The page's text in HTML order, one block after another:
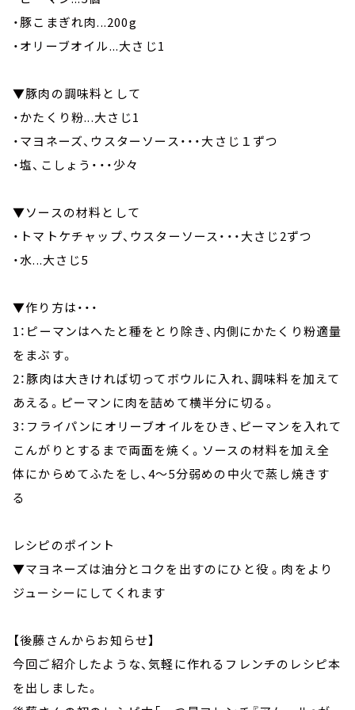
・豚こまぎれ肉...200g
・オリーブオイル...大さじ1
▼豚肉の調味料として
・かたくり粉...大さじ1
・マヨネーズ、ウスターソース・・・大さじ１ずつ
・塩、こしょう・・・少々
▼ソースの材料として
・トマトケチャップ、ウスターソース・・・大さじ2ずつ
・水...大さじ5
▼作り方は・・・
1：ピーマンはへたと種をとり除き、内側にかたくり粉適量
をまぶす。
2：豚肉は大きければ切ってボウルに入れ、調味料を加えて
あえる。ピーマンに肉を詰めて横半分に切る。
3：フライパンにオリーブオイルをひき、ピーマンを入れて
こんがりとするまで両面を焼く。ソースの材料を加え全
体にからめてふたをし、4～5分弱めの中火で蒸し焼きす
る
レシピのポイント
▼マヨネーズは油分とコクを出すのにひと役 。肉をより
ジューシーにしてくれます
【後藤さんからお知らせ】
今回ご紹介したような、気軽に作れるフレンチのレシピ本
を出しました。